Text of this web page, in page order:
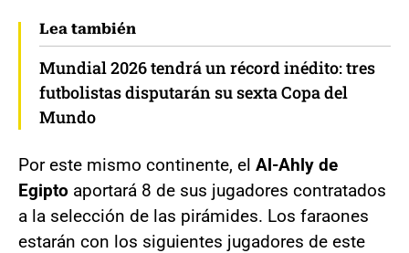
Lea también
Mundial 2026 tendrá un récord inédito: tres
futbolistas disputarán su sexta Copa del
Mundo
Por este mismo continente, el Al-Ahly de
Egipto aportará 8 de sus jugadores contratados
a la selección de las pirámides. Los faraones
estarán con los siguientes jugadores de este